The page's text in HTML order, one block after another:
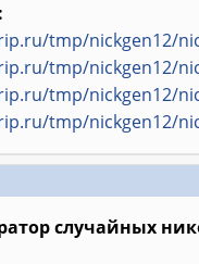
tmp/nickgen12/
tmp/nickgen12/
tmp/nickgen12/
tmp/nickgen12/
случайных